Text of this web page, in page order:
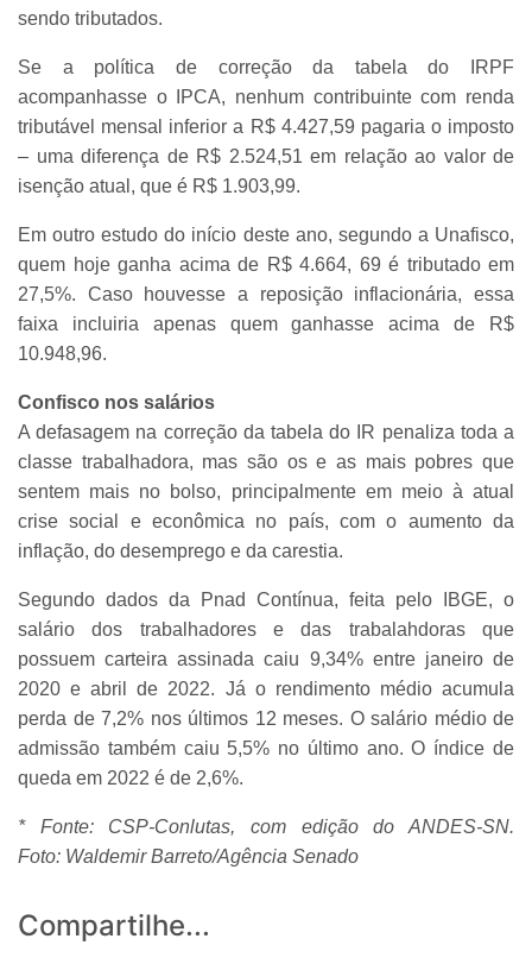
sendo tributados.
Se a política de correção da tabela do IRPF
acompanhasse o IPCA, nenhum contribuinte com renda
tributável mensal inferior a R$ 4.427,59 pagaria o imposto
– uma diferença de R$ 2.524,51 em relação ao valor de
isenção atual, que é R$ 1.903,99.
Em outro estudo do início deste ano, segundo a Unafisco,
quem hoje ganha acima de R$ 4.664, 69 é tributado em
27,5%. Caso houvesse a reposição inflacionária, essa
faixa incluiria apenas quem ganhasse acima de R$
10.948,96.
Confisco nos salários
A defasagem na correção da tabela do IR penaliza toda a
classe trabalhadora, mas são os e as mais pobres que
sentem mais no bolso, principalmente em meio à atual
crise social e econômica no país, com o aumento da
inflação, do desemprego e da carestia.
Segundo dados da Pnad Contínua, feita pelo IBGE, o
salário dos trabalhadores e das trabalahdoras que
possuem carteira assinada caiu 9,34% entre janeiro de
2020 e abril de 2022. Já o rendimento médio acumula
perda de 7,2% nos últimos 12 meses. O salário médio de
admissão também caiu 5,5% no último ano. O índice de
queda em 2022 é de 2,6%.
* Fonte: CSP-Conlutas, com edição do ANDES-SN.
Foto: Waldemir Barreto/Agência Senado
Compartilhe...